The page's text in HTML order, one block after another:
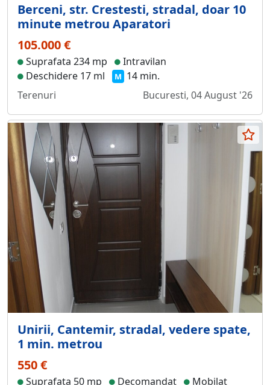
Berceni, str. Crestesti, stradal, doar 10
minute metrou Aparatori
105.000 €
Suprafata 234 mp
Intravilan
Deschidere 17 ml
M 14 min.
Terenuri
Bucuresti, 04 August '26
Unirii, Cantemir, stradal, vedere spate,
1 min. metrou
550 €
Suprafata 50 mp Decomandat
Mobilat